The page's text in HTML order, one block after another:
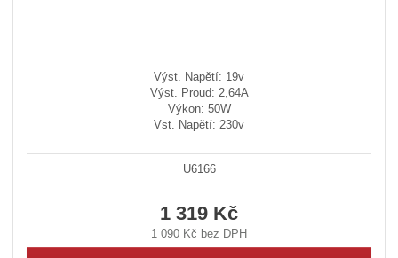
Výst. Napětí: 19v
Výst. Proud: 2,64A
Výkon: 50W
Vst. Napětí: 230v
U6166
1 319 Kč
1 090 Kč bez DPH